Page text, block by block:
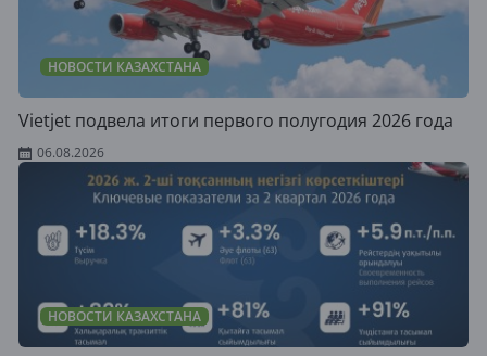
НОВОСТИ КАЗАХСТАНА
Vietjet подвела итоги первого полугодия 2026 года
06.08.2026
НОВОСТИ КАЗАХСТАНА